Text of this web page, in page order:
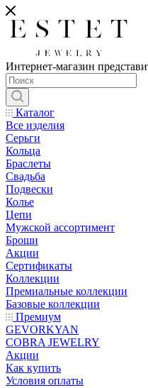
Интернет-магазин
Каталог
Все изделия
Серьги
Кольца
Браслеты
Свадьба
Подвески
Колье
Цепи
Мужской ассортимент
Броши
Акции
Сертификаты
Коллекции
Премиальные коллекции
Базовые коллекции
Премиум
GEVORKYAN
COBRA JEWELRY
Акции
Как купить
Условия оплаты